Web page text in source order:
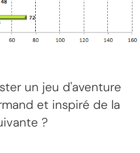
un jeu d'aventure
et inspiré de la
?